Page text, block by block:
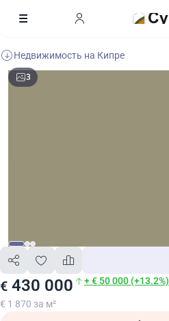
Недвижимость на Кипре
3
€ 430 000 + € 50 000 (+13.2%)
€ 1 870 за м²